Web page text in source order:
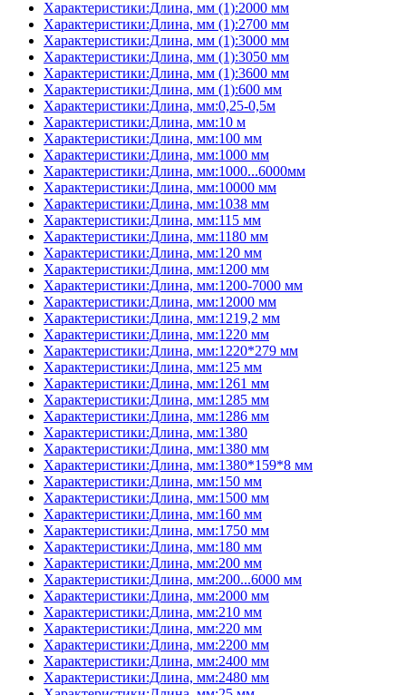
Характеристики:Длина, мм (1):2000 мм
Характеристики:Длина, мм (1):2700 мм
Характеристики:Длина, мм (1):3000 мм
Характеристики:Длина, мм (1):3050 мм
Характеристики:Длина, мм (1):3600 мм
Характеристики:Длина, мм (1):600 мм
Характеристики:Длина, мм:0,25-0,5м
Характеристики:Длина, мм:10 м
Характеристики:Длина, мм:100 мм
Характеристики:Длина, мм:1000 мм
Характеристики:Длина, мм:1000...6000мм
Характеристики:Длина, мм:10000 мм
Характеристики:Длина, мм:1038 мм
Характеристики:Длина, мм:115 мм
Характеристики:Длина, мм:1180 мм
Характеристики:Длина, мм:120 мм
Характеристики:Длина, мм:1200 мм
Характеристики:Длина, мм:1200-7000 мм
Характеристики:Длина, мм:12000 мм
Характеристики:Длина, мм:1219,2 мм
Характеристики:Длина, мм:1220 мм
Характеристики:Длина, мм:1220*279 мм
Характеристики:Длина, мм:125 мм
Характеристики:Длина, мм:1261 мм
Характеристики:Длина, мм:1285 мм
Характеристики:Длина, мм:1286 мм
Характеристики:Длина, мм:1380
Характеристики:Длина, мм:1380 мм
Характеристики:Длина, мм:1380*159*8 мм
Характеристики:Длина, мм:150 мм
Характеристики:Длина, мм:1500 мм
Характеристики:Длина, мм:160 мм
Характеристики:Длина, мм:1750 мм
Характеристики:Длина, мм:180 мм
Характеристики:Длина, мм:200 мм
Характеристики:Длина, мм:200...6000 мм
Характеристики:Длина, мм:2000 мм
Характеристики:Длина, мм:210 мм
Характеристики:Длина, мм:220 мм
Характеристики:Длина, мм:2200 мм
Характеристики:Длина, мм:2400 мм
Характеристики:Длина, мм:2480 мм